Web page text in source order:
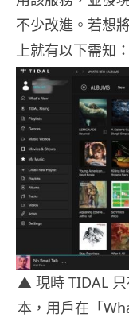
不少改進。若想
上就有以下需知：
▲ 現時 TIDAL
本，用戶在「